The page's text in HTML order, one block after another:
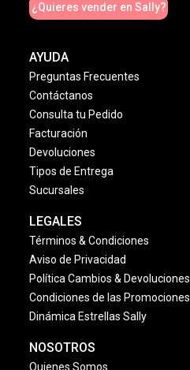
¿Quieres vender en Sally?
AYUDA
Preguntas Frecuentes
Contáctanos
Consulta tu Pedido
Facturación
Devoluciones
Tipos de Entrega
Sucursales
LEGALES
Términos & Condiciones
Aviso de Privacidad
Política Cambios & Devoluciones
Condiciones de las Promociones
Dinámica Estrellas Sally
NOSOTROS
Quienes Somos